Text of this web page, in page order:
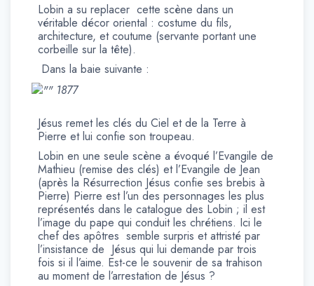
Lobin a su replacer cette scène dans un
véritable décor oriental : costume du fils,
architecture, et coutume (servante portant une
corbeille sur la tête).
Dans la baie suivante :
1877
Jésus remet les clés du Ciel et de la Terre à
Pierre et lui confie son troupeau.
Lobin en une seule scène a évoqué l’Evangile de
Mathieu (remise des clés) et l’Evangile de Jean
(après la Résurrection Jésus confie ses brebis à
Pierre) Pierre est l’un des personnages les plus
représentés dans le catalogue des Lobin ; il est
l’image du pape qui conduit les chrétiens. Ici le
chef des apôtres semble surpris et attristé par
l’insistance de Jésus qui lui demande par trois
fois si il l’aime. Est-ce le souvenir de sa trahison
au moment de l’arrestation de Jésus ?